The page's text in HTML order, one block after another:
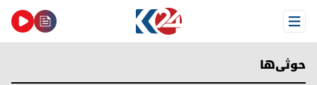
Open Menu
حوثی‌ها